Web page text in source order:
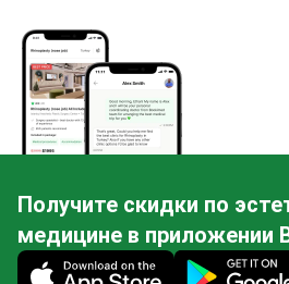
Получите скидки по
медицине в приложении
Mobile app illustration